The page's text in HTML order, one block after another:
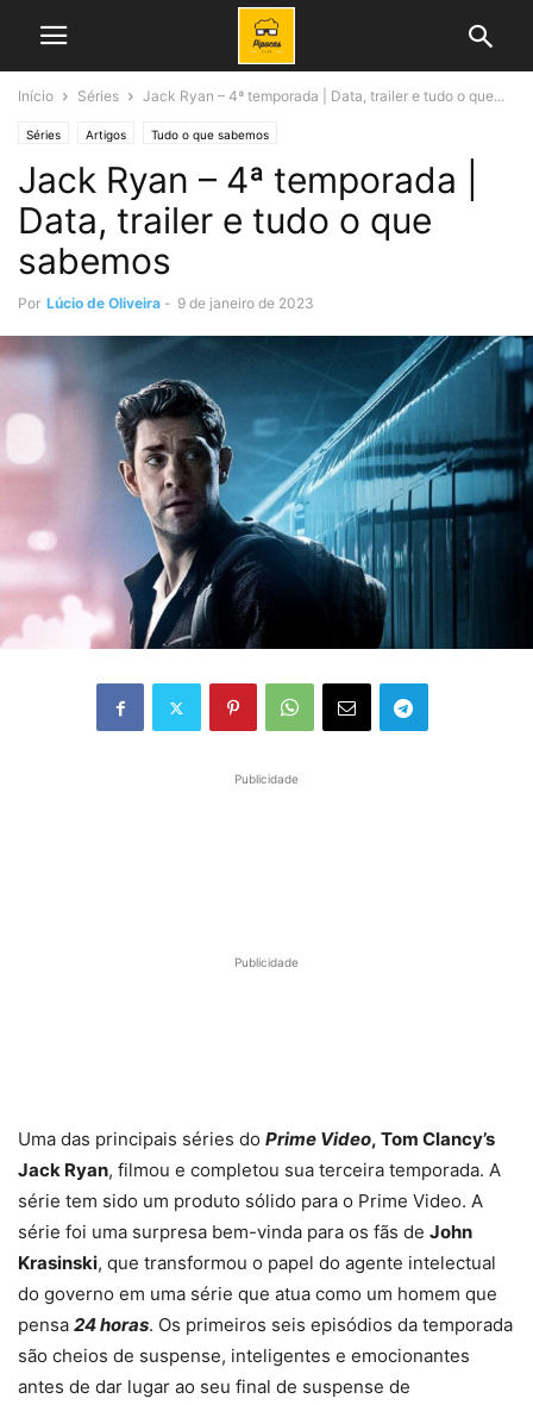
Início Séries Jack Ryan – 4ª temporada | Data, trailer e tudo o que...
Séries Artigos Tudo o que sabemos
Jack Ryan – 4ª temporada |
Data, trailer e tudo o que
sabemos
Por Lúcio de Oliveira - 9 de janeiro de 2023
Publicidade
Publicidade
Uma das principais séries do Prime Video, Tom Clancy’s
Jack Ryan, filmou e completou sua terceira temporada. A
série tem sido um produto sólido para o Prime Video. A
série foi uma surpresa bem-vinda para os fãs de John
Krasinski, que transformou o papel do agente intelectual
do governo em uma série que atua como um homem que
pensa 24 horas. Os primeiros seis episódios da temporada
são cheios de suspense, inteligentes e emocionantes
antes de dar lugar ao seu final de suspense de